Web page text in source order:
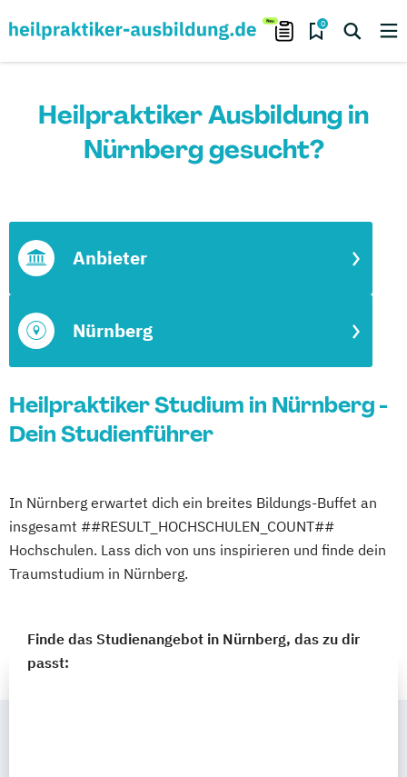
0
Heilpraktiker Ausbildung in
Nürnberg gesucht?
Nürnberg
Anbieter
Heilpraktiker Studium in Nürnberg -
Dein Studienführer
In Nürnberg erwartet dich ein breites Bildungs-Buffet an
insgesamt ##RESULT_HOCHSCHULEN_COUNT##
Hochschulen. Lass dich von uns inspirieren und finde dein
Traumstudium in Nürnberg.
Finde das Studienangebot in Nürnberg, das zu dir
passt: